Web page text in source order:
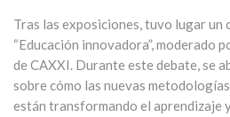
Tras las exposiciones, tuvo lugar
“Educación innovadora”, moderado
de CAXXI. Durante este debate, se
sobre cómo las nuevas
están transformando el aprendizaje